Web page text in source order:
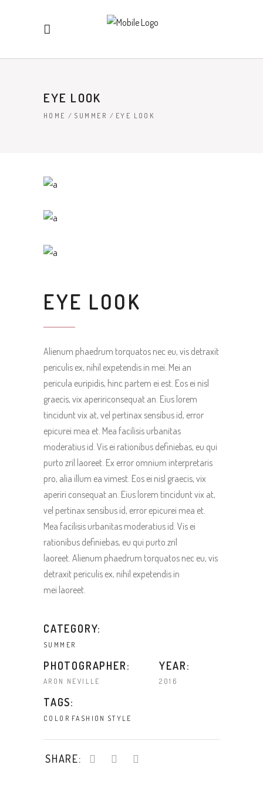
EYE LOOK
HOME / SUMMER / EYE LOOK
EYE LOOK
Alienum phaedrum torquatos nec eu, vis detraxit
periculis ex, nihil expetendis in mei. Mei an
pericula euripidis, hinc partem ei est. Eos ei nisl
graecis, vix apeririconsequat an. Eius lorem
tincidunt vix at, vel pertinax sensibus id, error
epicurei mea et. Mea facilisis urbanitas
moderatius id. Vis ei rationibus definiebas, eu qui
purto zril laoreet. Ex error omnium interpretaris
pro, alia illum ea vimest. Eos ei nisl graecis, vix
aperiri consequat an. Eius lorem tincidunt vix at,
vel pertinax sensibus id, error epicurei mea et.
Mea facilisis urbanitas moderatius id. Vis ei
rationibus definiebas, eu qui purto zril
laoreet. Alienum phaedrum torquatos nec eu, vis
detraxit periculis ex, nihil expetendis in
mei laoreet.
CATEGORY:
SUMMER
PHOTOGRAPHER:
ARON NEVILLE
YEAR:
2016
TAGS:
COLOR FASHION STYLE
SHARE: